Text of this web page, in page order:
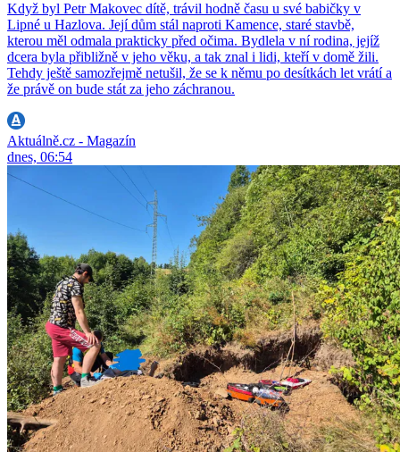
Když byl Petr Makovec dítě, trávil hodně času u své babičky v
Lipné u Hazlova. Její dům stál naproti Kamence, staré stavbě,
kterou měl odmala prakticky před očima. Bydlela v ní rodina, jejíž
dcera byla přibližně v jeho věku, a tak znal i lidi, kteří v domě žili.
Tehdy ještě samozřejmě netušil, že se k němu po desítkách let vrátí a
že právě on bude stát za jeho záchranou.
Aktuálně.cz - Magazín
dnes, 06:54